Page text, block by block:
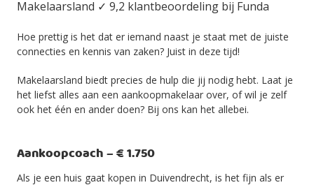
Makelaarsland ✓ 9,2 klantbeoordeling bij Funda
Hoe prettig is het dat er iemand naast je staat met de juiste
connecties en kennis van zaken? Juist in deze tijd!
Makelaarsland biedt precies de hulp die jij nodig hebt. Laat je
het liefst alles aan een aankoopmakelaar over, of wil je zelf
ook het één en ander doen? Bij ons kan het allebei.
Aankoopcoach – € 1.750
Als je een huis gaat kopen in Duivendrecht, is het fijn als er